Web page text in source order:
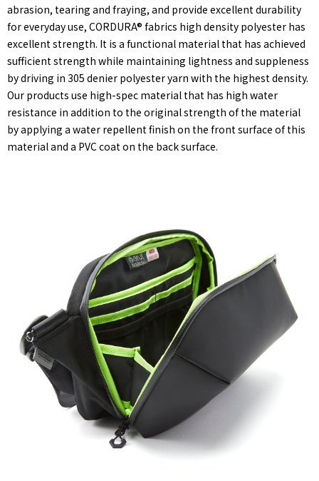
abrasion, tearing and fraying, and provide excellent durability
for everyday use, CORDURA® fabrics high density polyester has
excellent strength. It is a functional material that has achieved
sufficient strength while maintaining lightness and suppleness
by driving in 305 denier polyester yarn with the highest density.
Our products use high-spec material that has high water
resistance in addition to the original strength of the material
by applying a water repellent finish on the front surface of this
material and a PVC coat on the back surface.